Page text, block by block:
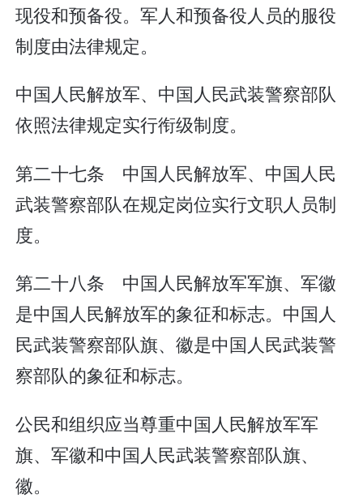
现役和预备役。军人和预备役人员的服役
制度由法律规定。
中国人民解放军、中国人民武装警察部队
依照法律规定实行衔级制度。
第二十七条 中国人民解放军、中国人民
武装警察部队在规定岗位实行文职人员制
度。
第二十八条 中国人民解放军军旗、军徽
是中国人民解放军的象征和标志。中国人
民武装警察部队旗、徽是中国人民武装警
察部队的象征和标志。
公民和组织应当尊重中国人民解放军军
旗、军徽和中国人民武装警察部队旗、
徽。